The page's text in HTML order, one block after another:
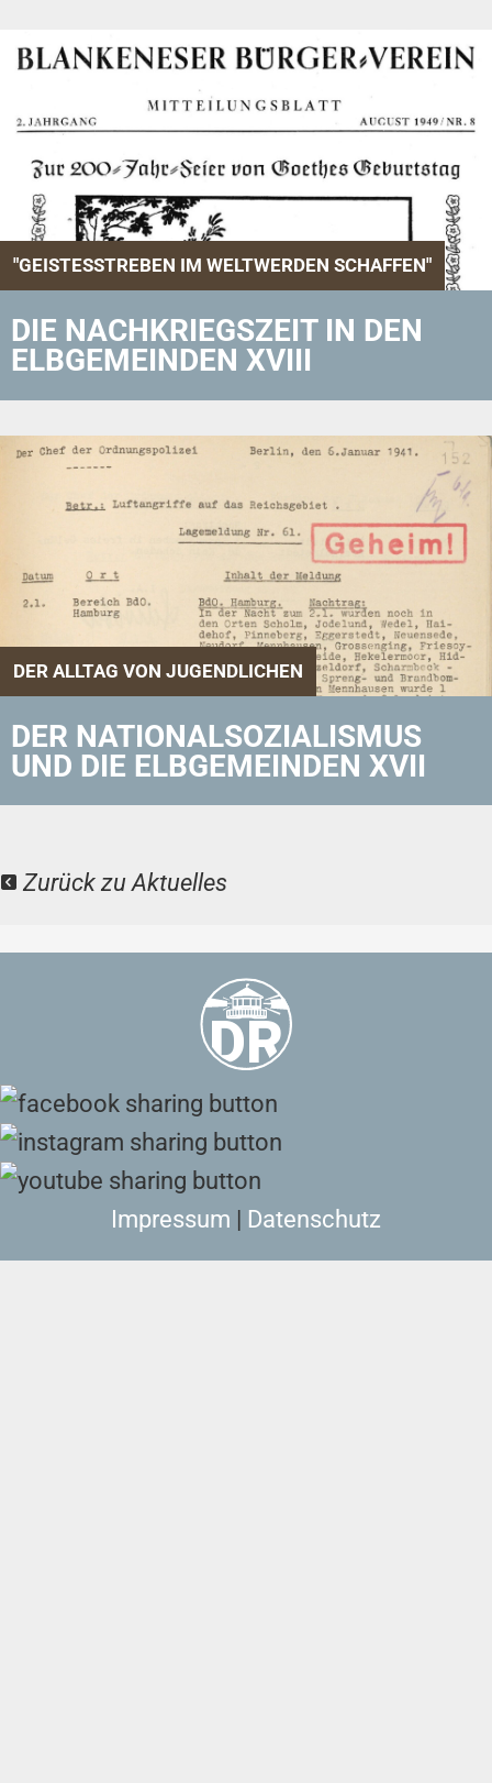
"GEISTESSTREBEN IM WELTWERDEN SCHAFFEN"
DIE NACHKRIEGSZEIT IN DEN
ELBGEMEINDEN XVIII
DER ALLTAG VON JUGENDLICHEN
DER NATIONALSOZIALISMUS
UND DIE ELBGEMEINDEN XVII
Zurück zu Aktuelles
Impressum | Datenschutz